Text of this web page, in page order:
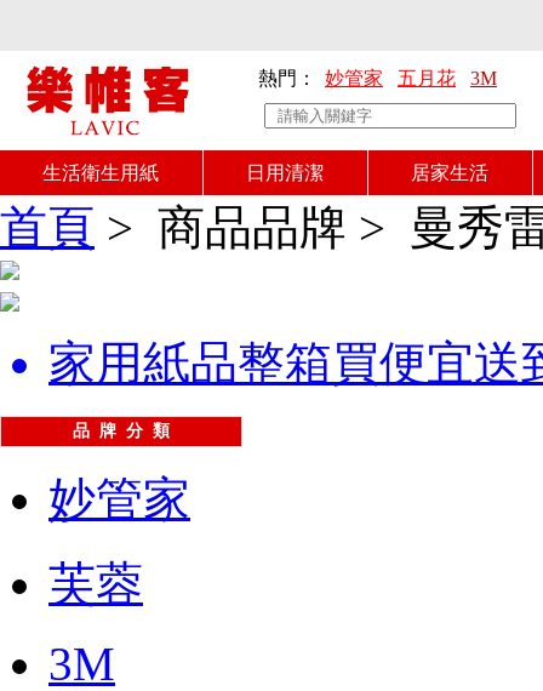
熱門： 妙管家 五月花 3M
生活衛生用紙 日用清潔 居家生活
首頁 > 商品品牌 > 曼秀
家用紙品整箱買便宜送
品 牌 分 類
妙管家
芙蓉
3M